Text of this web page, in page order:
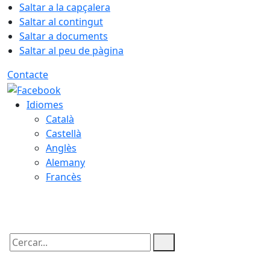
Saltar a la capçalera
Saltar al contingut
Saltar a documents
Saltar al peu de pàgina
Contacte
Idiomes
Català
Castellà
Anglès
Alemany
Francès
Cercar: